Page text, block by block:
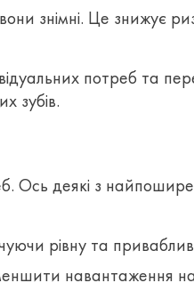
знімні. Це знижує
потреб та
зубів.
Ось деякі з
рівну та
навантаження